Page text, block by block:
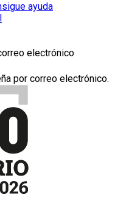
ayuda
electrónico
por correo electrónico.